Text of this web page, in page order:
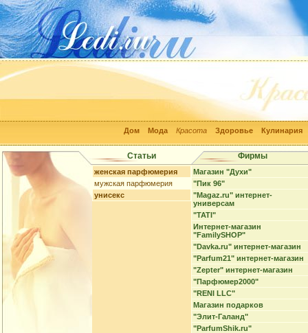
Дом Мода Красота Здоровье Кулинария
Статьи Фирмы
женская парфюмерия
мужская парфюмерия
унисекс
Магазин "Духи"
"Пик 96"
"Magaz.ru" интернет-
универсам
"TATI"
Интернет-магазин
"FamilySHOP"
"Davka.ru" интернет-магазин
"Parfum21" интернет-магазин
"Zepter" интернет-магазин
"Парфюмер2000"
"RENI LLC"
Магазин подарков
"Элит-Галанд"
"ParfumShik.ru"